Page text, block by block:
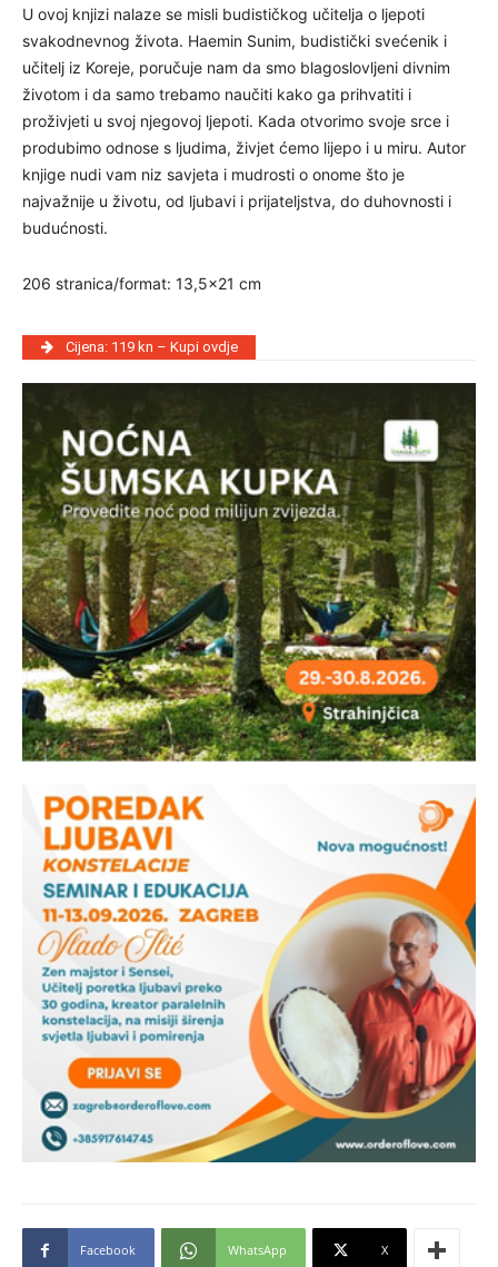
U ovoj knjizi nalaze se misli budističkog učitelja o ljepoti
svakodnevnog života. Haemin Sunim, budistički svećenik i
učitelj iz Koreje, poručuje nam da smo blagoslovljeni divnim
životom i da samo trebamo naučiti kako ga prihvatiti i
proživjeti u svoj njegovoj ljepoti. Kada otvorimo svoje srce i
produbimo odnose s ljudima, živjet ćemo lijepo i u miru. Autor
knjige nudi vam niz savjeta i mudrosti o onome što je
najvažnije u životu, od ljubavi i prijateljstva, do duhovnosti i
budućnosti.
206 stranica/format: 13,5×21 cm
Cijena: 119 kn – Kupi ovdje
Facebook WhatsApp X